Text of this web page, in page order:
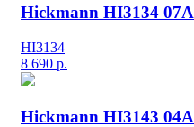
Hickmann HI3134 07A
HI3134
8 690 р.
Hickmann HI3143 04A